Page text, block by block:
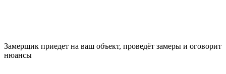
Замерщик приедет на ваш объект, проведёт замеры и оговорит
нюансы